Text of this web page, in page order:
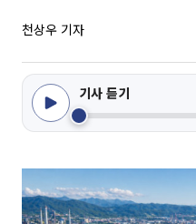
천상우 기자
기사 듣기